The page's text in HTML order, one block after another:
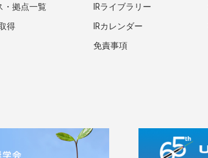
・拠点一覧
得
IRライブラリー
IRカレンダー
免責事項